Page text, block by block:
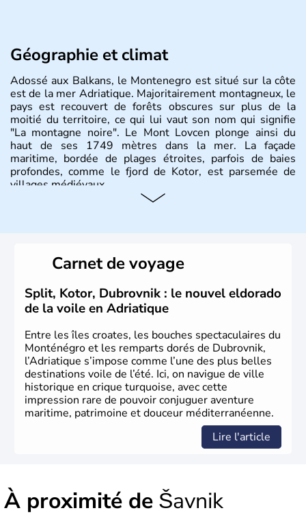
Géographie et climat
Adossé aux Balkans, le Montenegro est situé sur la côte
est de la mer Adriatique. Majoritairement montagneux, le
pays est recouvert de forêts obscures sur plus de la
moitié du territoire, ce qui lui vaut son nom qui signifie
"La montagne noire". Le Mont Lovcen plonge ainsi du
haut de ses 1749 mètres dans la mer. La façade
maritime, bordée de plages étroites, parfois de baies
profondes, comme le fjord de Kotor, est parsemée de
villages médiévaux.
Carnet de voyage
Split, Kotor, Dubrovnik : le nouvel eldorado
de la voile en Adriatique
Entre les îles croates, les bouches spectaculaires du
Monténégro et les remparts dorés de Dubrovnik,
l’Adriatique s’impose comme l’une des plus belles
destinations voile de l’été. Ici, on navigue de ville
historique en crique turquoise, avec cette
impression rare de pouvoir conjuguer aventure
maritime, patrimoine et douceur méditerranéenne.
Lire l'article
À proximité de Šavnik